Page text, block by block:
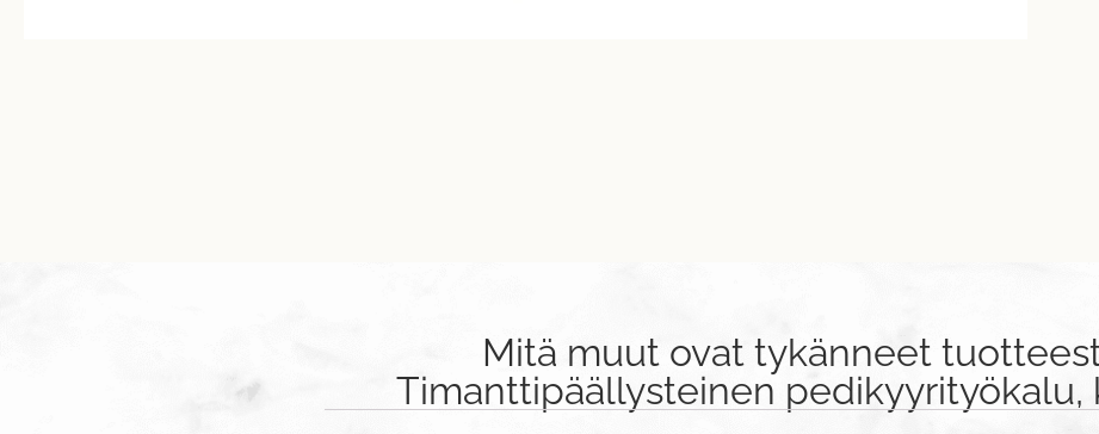
Mitä muut ovat tykänneet
Timanttipäällysteinen pedikyyrityökalu,